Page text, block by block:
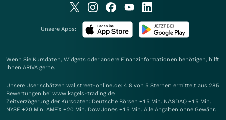
Unsere Apps:
Wenn Sie Kursdaten, Widgets oder andere Finanzinformationen benötigen, hilft
Ihnen ARIVA gerne.
Unsere User schätzen wallstreet-online.de: 4.8 von 5 Sternen ermittelt aus 285
Bewertungen bei www.kagels-trading.de
Zeitverzögerung der Kursdaten: Deutsche Börsen +15 Min. NASDAQ +15 Min.
NYSE +20 Min. AMEX +20 Min. Dow Jones +15 Min. Alle Angaben ohne Gewähr.